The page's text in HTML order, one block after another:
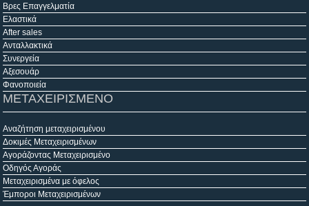
Βρες Επαγγελματία
Ελαστικά
After sales
Ανταλλακτικά
Συνεργεία
Αξεσουάρ
Φανοποιεία
ΜΕΤΑΧΕΙΡΙΣΜΕΝΟ
Αναζήτηση μεταχειρισμένου
Δοκιμές Μεταχειρισμένων
Αγοράζοντας Μεταχειρισμένο
Οδηγός Αγοράς
Μεταχειρισμένα με όφελος
Έμποροι Μεταχειρισμένων